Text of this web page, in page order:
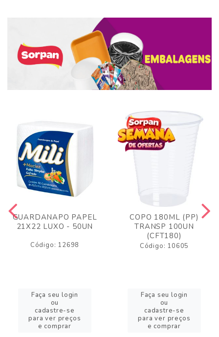
GUARDANAPO PAPEL
21X22 LUXO - 50UN
Código: 12698
Faça seu login
ou
cadastre-se
para ver preços
e comprar
COPO 180ML (PP)
TRANSP 100UN
(CFT180)
Código: 10605
Faça seu login
ou
cadastre-se
para ver preços
e comprar